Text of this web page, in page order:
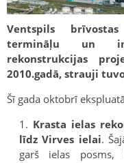
Ventspils
termināļu un
rekonstrukcijas
2010.gadā, strauji
Šī gada oktobrī
Krasta ielas
līdz Virves ielai.
garš ielas posms,